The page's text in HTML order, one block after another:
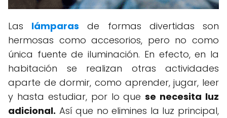
Las lámparas de formas divertidas son
hermosas como accesorios, pero no como
única fuente de iluminación. En efecto, en la
habitación se realizan otras actividades
aparte de dormir, como aprender, jugar, leer
y hasta estudiar, por lo quese necesita luz
adicional. Así que no elimines la luz principal,